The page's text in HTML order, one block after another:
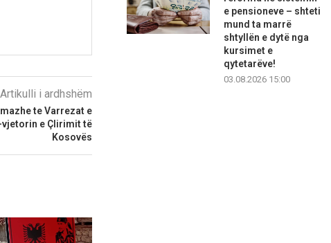
Artikulli i ardhshëm
te Varrezat e
vjetorin e Çlirimit të
Kosovës
e pensioneve – shteti
mund ta marrë
shtyllën e dytë nga
kursimet e
qytetarëve!
03.08.2026 15:00